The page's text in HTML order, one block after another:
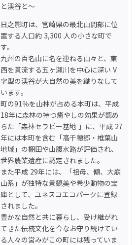
と渓谷と～
日之影町は、宮崎県の最北山間部に位
置する人口約 3,300 人の小さな町で
す。
九州の百名山に名を連ねる山々と、東
西を貫流する五ヶ瀬川を中心に深い V
字型の渓谷が大自然の美を織りなして
います。
町の91％を山林が占める本町は、平成
18年に森林の持つ癒やしの効果が認め
らた「森林セラピー基地 」に、平成 27
年には本町を含む「高千穂郷・椎葉山
地域」の棚田や山腹水路が評価され、
世界農業遺産に認定されました。
また平成 29年には、「祖母、傾、大崩
山系」が独特な景観美や希少動物の宝
庫として、ユネスコエコパークに登録
されました。
豊かな自然と共に暮らし、受け継がれ
てきた伝統文化を今なお守り続けてい
る人々の営みがこの町には残っていま